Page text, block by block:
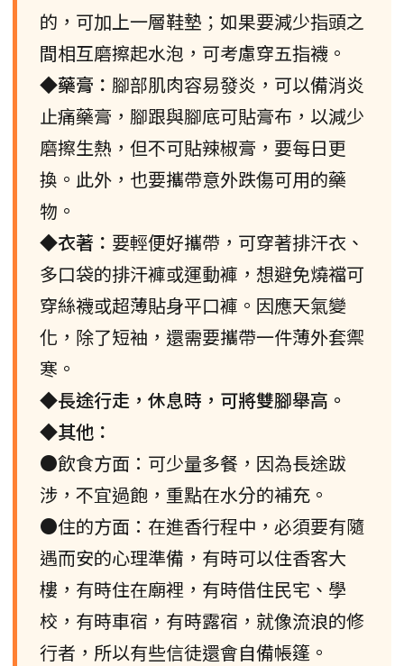
的，可加上一層鞋墊；如果要減少指頭之
間相互磨擦起水泡，可考慮穿五指襪。
◆藥膏： 腳部肌肉容易發炎，可以備消炎
止痛藥膏，腳跟與腳底可貼膏布，以減少
磨擦生熱，但不可貼辣椒膏，要每日更
換。此外，也要攜帶意外跌傷可用的藥
物。
◆衣著： 要輕便好攜帶，可穿著排汗衣、
多口袋的排汗褲或運動褲，想避免燒襠可
穿絲襪或超薄貼身平口褲。因應天氣變
化，除了短袖，還需要攜帶一件薄外套禦
寒。
◆長途行走，休息時，可將雙腳舉高。
◆其他：
●飲食方面：可少量多餐，因為長途跋
涉，不宜過飽，重點在水分的補充。
●住的方面：在進香行程中，必須要有隨
遇而安的心理準備，有時可以住香客大
樓，有時住在廟裡，有時借住民宅、學
校，有時車宿，有時露宿，就像流浪的修
行者，所以有些信徒還會自備帳篷。